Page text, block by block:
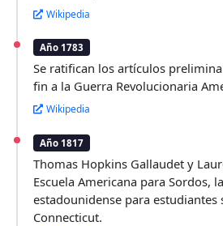
Wikipedia
Año 1783
Se ratifican los artículos
fin a la Guerra Revolucionaria
Wikipedia
Año 1817
Thomas Hopkins Gallaudet y
Escuela Americana para Sordos,
estadounidense para
Connecticut.